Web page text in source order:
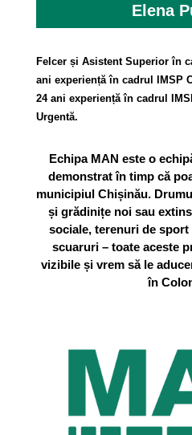
Elena
Felcer și Asistent Superior în
ani experiență în cadrul IMSP
24 ani experiență în cadrul
Urgentă.
Echipa MAN este o
demonstrat în timp că
municipiul Chișinău.
și grădinițe noi sau
sociale, terenuri de
scuaruri – toate aceste
vizibile și vrem să le
în